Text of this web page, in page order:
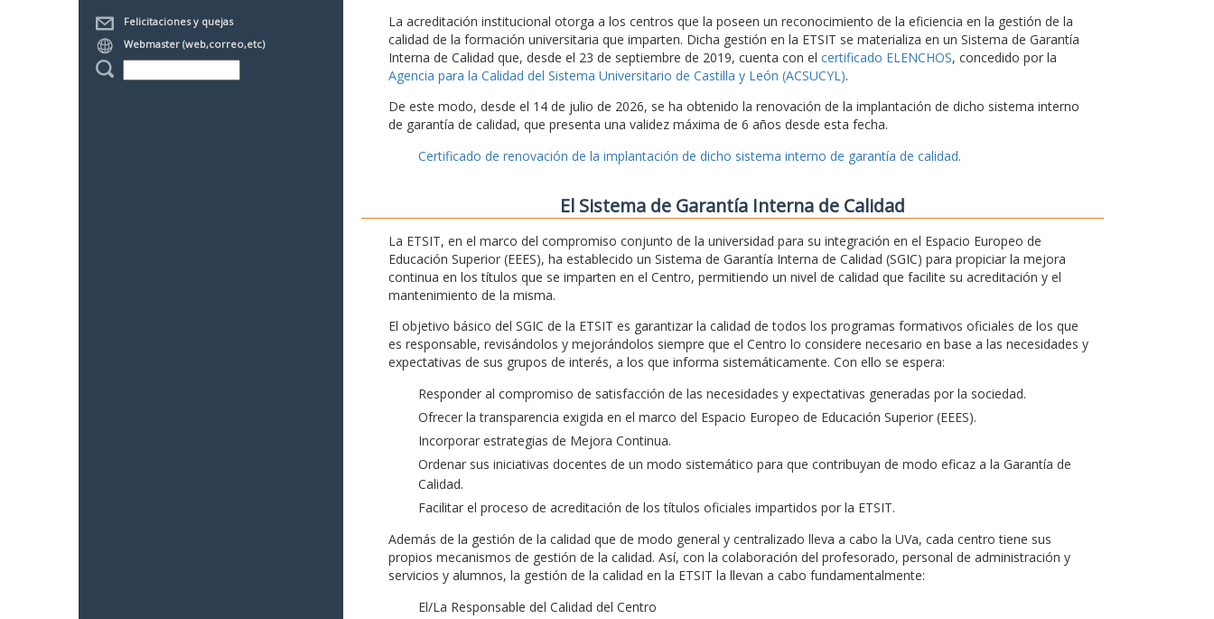
Felicitaciones y quejas
Webmaster (web,correo,etc)
La acreditación institucional otorga a los centros que la poseen un reconocimiento de la eficiencia en la gestión de la
calidad de la formación universitaria que imparten. Dicha gestión en la ETSIT se materializa en un Sistema de Garantía
Interna de Calidad que, desde el 23 de septiembre de 2019, cuenta con el certificado ELENCHOS, concedido por la
Agencia para la Calidad del Sistema Universitario de Castilla y León (ACSUCYL).
De este modo, desde el 14 de julio de 2026, se ha obtenido la renovación de la implantación de dicho sistema interno
de garantía de calidad, que presenta una validez máxima de 6 años desde esta fecha.
Certificado de renovación de la implantación de dicho sistema interno de garantía de calidad.
El Sistema de Garantía Interna de Calidad
La ETSIT, en el marco del compromiso conjunto de la universidad para su integración en el Espacio Europeo de
Educación Superior (EEES), ha establecido un Sistema de Garantía Interna de Calidad (SGIC) para propiciar la mejora
continua en los títulos que se imparten en el Centro, permitiendo un nivel de calidad que facilite su acreditación y el
mantenimiento de la misma.
El objetivo básico del SGIC de la ETSIT es garantizar la calidad de todos los programas formativos oficiales de los que
es responsable, revisándolos y mejorándolos siempre que el Centro lo considere necesario en base a las necesidades y
expectativas de sus grupos de interés, a los que informa sistemáticamente. Con ello se espera:
Responder al compromiso de satisfacción de las necesidades y expectativas generadas por la sociedad.
Ofrecer la transparencia exigida en el marco del Espacio Europeo de Educación Superior (EEES).
Incorporar estrategias de Mejora Continua.
Ordenar sus iniciativas docentes de un modo sistemático para que contribuyan de modo eficaz a la Garantía de
Calidad.
Facilitar el proceso de acreditación de los títulos oficiales impartidos por la ETSIT.
Además de la gestión de la calidad que de modo general y centralizado lleva a cabo la UVa, cada centro tiene sus
propios mecanismos de gestión de la calidad. Así, con la colaboración del profesorado, personal de administración y
servicios y alumnos, la gestión de la calidad en la ETSIT la llevan a cabo fundamentalmente:
El/La Responsable del Calidad del Centro